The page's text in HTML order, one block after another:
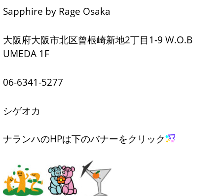
Sapphire by Rage Osaka
大阪府大阪市北区曾根崎新地2丁目1-9 W.O.B
UMEDA 1F
06-6341-5277
シゲオカ
ナランハのHPは下のバナーをクリック